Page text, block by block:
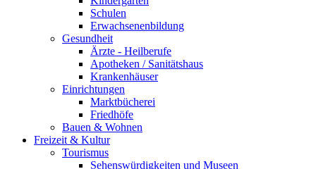
Schulen
Erwachsenenbildung
Gesundheit
Ärzte - Heilberufe
Apotheken / Sanitätshaus
Krankenhäuser
Einrichtungen
Marktbücherei
Friedhöfe
Bauen & Wohnen
Freizeit & Kultur
Tourismus
Sehenswürdigkeiten und Museen